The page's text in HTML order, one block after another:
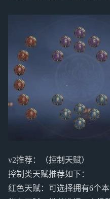
v2推荐：（控制天赋）
控制类天赋推荐如下：
红色天赋：可选择拥有6个本